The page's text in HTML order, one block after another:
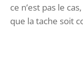
ce n’est pas le
que la tache soit